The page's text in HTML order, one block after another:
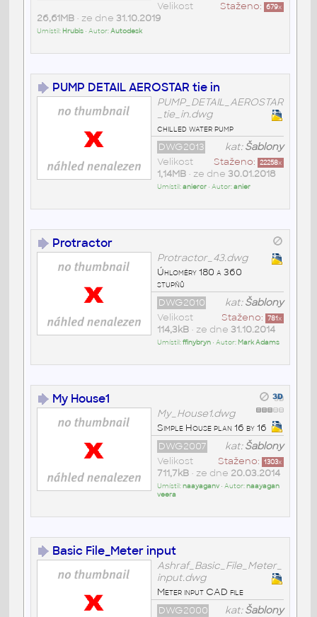
Staženo: 679x
Velikost
26,61MB• ze dne 31.10.2019
Umístil: Hrubis• Autor:Autodesk
PUMP DETAIL AEROSTAR tie in
PUMP_DETAIL_AEROSTAR
_tie_in.dwg
chilled water pump
kat:Šablony
DWG2013
Staženo: 22258x
Velikost
1,14MB• ze dne 30.01.2018
Umístil:aniercr• Autor:anier
Protractor
Protractor_43.dwg
Úhloměry 180 a 360
stupňů
kat:Šablony
DWG2010
Staženo: 781x
Velikost
114,3kB• ze dne 31.10.2014
Umístil:ffinybryn• Autor: Mark Adams
My House1
My_House1.dwg
Simple House plan 16 by 16
kat:Šablony
DWG2007
Staženo: 1303x
Velikost
711,7kB• ze dne 20.03.2014
Umístil:naayaganv• Autor:naayagan
veera
Basic File_Meter input
Ashraf_Basic_File_Meter_
input.dwg
Meter input CAD file
kat:Šablony
DWG2000